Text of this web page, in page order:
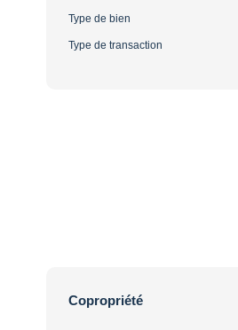
Type de bien
Type de transaction
Copropriété